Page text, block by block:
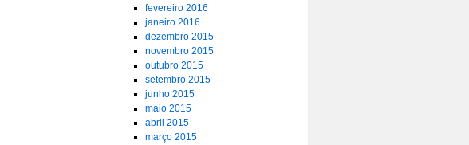
fevereiro 2016
janeiro 2016
dezembro 2015
novembro 2015
outubro 2015
setembro 2015
junho 2015
maio 2015
abril 2015
março 2015